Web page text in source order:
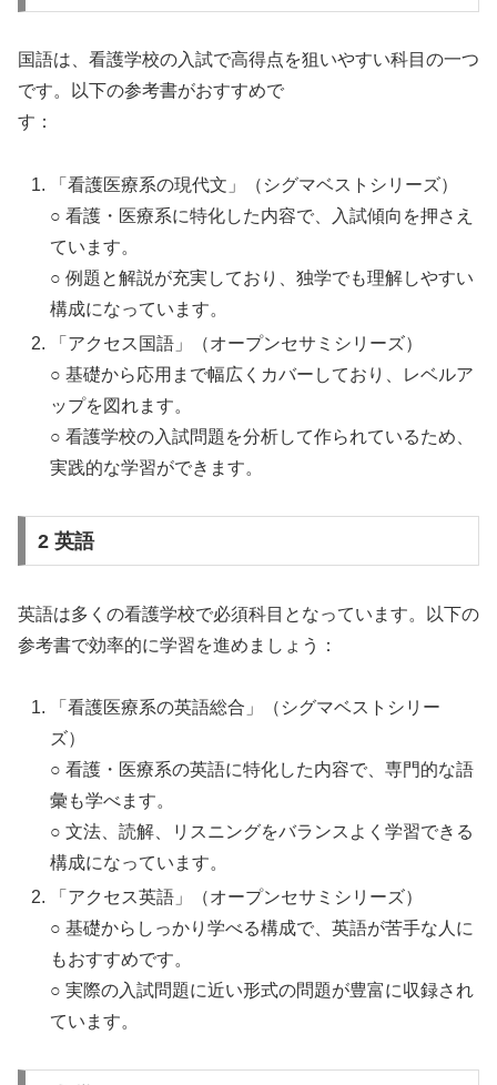
国語は、看護学校の入試で高得点を狙いやすい科目の一つ
です。以下の参考書がおすすめで
す：
「看護医療系の現代文」（シグマベストシリーズ）
○ 看護・医療系に特化した内容で、入試傾向を押さえ
ています。
○ 例題と解説が充実しており、独学でも理解しやすい
構成になっています。
「アクセス国語」（オープンセサミシリーズ）
○ 基礎から応用まで幅広くカバーしており、レベルア
ップを図れます。
○ 看護学校の入試問題を分析して作られているため、
実践的な学習ができます。
2 英語
英語は多くの看護学校で必須科目となっています。以下の
参考書で効率的に学習を進めましょう：
「看護医療系の英語総合」（シグマベストシリー
ズ）
○ 看護・医療系の英語に特化した内容で、専門的な語
彙も学べます。
○ 文法、読解、リスニングをバランスよく学習できる
構成になっています。
「アクセス英語」（オープンセサミシリーズ）
○ 基礎からしっかり学べる構成で、英語が苦手な人に
もおすすめです。
○ 実際の入試問題に近い形式の問題が豊富に収録され
ています。